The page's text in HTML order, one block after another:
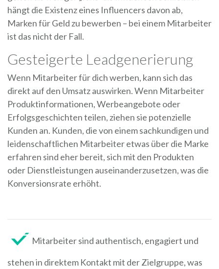
hängt die Existenz eines Influencers davon ab,
Marken für Geld zu bewerben – bei einem Mitarbeiter
ist das nicht der Fall.
Gesteigerte Leadgenerierung
Wenn Mitarbeiter für dich werben, kann sich das
direkt auf den Umsatz auswirken. Wenn Mitarbeiter
Produktinformationen, Werbeangebote oder
Erfolgsgeschichten teilen, ziehen sie potenzielle
Kunden an. Kunden, die von einem sachkundigen und
leidenschaftlichen Mitarbeiter etwas über die Marke
erfahren sind eher bereit, sich mit den Produkten
oder Dienstleistungen auseinanderzusetzen, was die
Konversionsrate erhöht.
Mitarbeiter sind authentisch, engagiert und
stehen in direktem Kontakt mit der Zielgruppe, was